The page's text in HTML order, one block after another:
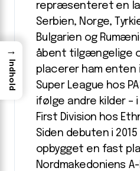
repræsenteret en
Serbien, Norge,
Bulgarien og
åbent tilgængelige
placerer ham enten
Super League hos
ifølge andre kilder –
First Division hos
Siden debuten i
opbygget en fast
Nordmakedoniens
→
Indhold